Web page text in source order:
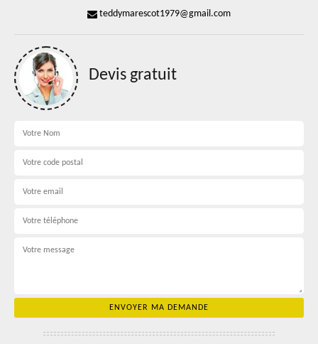
teddymarescot1979@gmail.com
Devis gratuit